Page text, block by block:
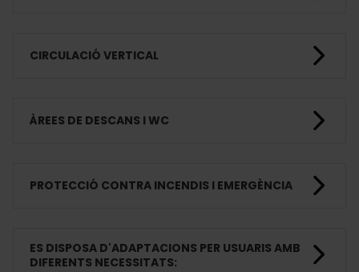
CIRCULACIÓ VERTICAL
ÀREES DE DESCANS I WC
PROTECCIÓ CONTRA INCENDIS I EMERGÈNCIA
ES DISPOSA D'ADAPTACIONS PER USUARIS AMB
DIFERENTS NECESSITATS: